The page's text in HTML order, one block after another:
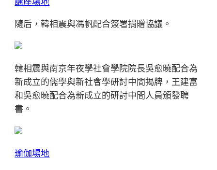
隨后，韓相震與馮帆配合簽署捐贈協議。
韓相震與南京年夜學社會學院院長吳愈曉配合為
新成立的儒學與新社會學研討中間揭牌，王建富
和吳愈曉配合為新成立的研討中間人員頒發聘
書。
瑜伽場地